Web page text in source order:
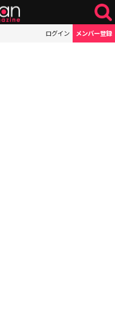
ログイン メンバー登録